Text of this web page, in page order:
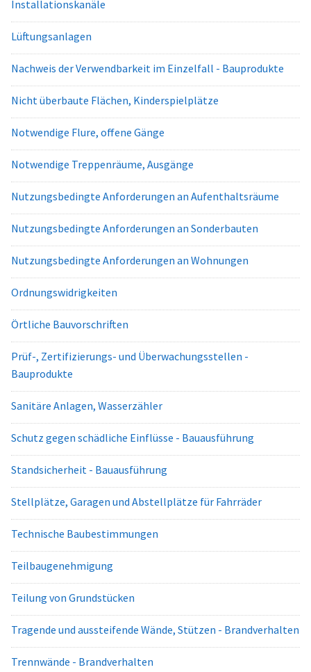
Installationskanäle
Lüftungsanlagen
Nachweis der Verwendbarkeit im Einzelfall - Bauprodukte
Nicht überbaute Flächen, Kinderspielplätze
Notwendige Flure, offene Gänge
Notwendige Treppenräume, Ausgänge
Nutzungsbedingte Anforderungen an Aufenthaltsräume
Nutzungsbedingte Anforderungen an Sonderbauten
Nutzungsbedingte Anforderungen an Wohnungen
Ordnungswidrigkeiten
Örtliche Bauvorschriften
Prüf-, Zertifizierungs- und Überwachungsstellen -
Bauprodukte
Sanitäre Anlagen, Wasserzähler
Schutz gegen schädliche Einflüsse - Bauausführung
Standsicherheit - Bauausführung
Stellplätze, Garagen und Abstellplätze für Fahrräder
Technische Baubestimmungen
Teilbaugenehmigung
Teilung von Grundstücken
Tragende und aussteifende Wände, Stützen - Brandverhalten
Trennwände - Brandverhalten